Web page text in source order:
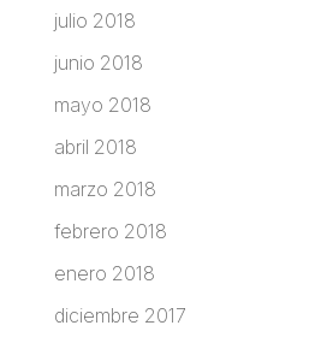
julio 2018
junio 2018
mayo 2018
abril 2018
marzo 2018
febrero 2018
enero 2018
diciembre 2017